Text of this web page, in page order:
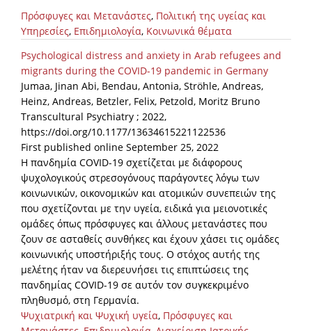
Πρόσφυγες και Μετανάστες, Πολιτική της υγείας και
Υπηρεσίες, Επιδημιολογία, Κοινωνικά θέματα
Psychological distress and anxiety in Arab refugees and
migrants during the COVID-19 pandemic in Germany
Jumaa, Jinan Abi, Bendau, Antonia, Ströhle, Andreas,
Heinz, Andreas, Betzler, Felix, Petzold, Moritz Bruno
Transcultural Psychiatry ; 2022,
https://doi.org/10.1177/13634615221122536
First published online September 25, 2022
Η πανδημία COVID-19 σχετίζεται με διάφορους
ψυχολογικούς στρεσογόνους παράγοντες λόγω των
κοινωνικών, οικονομικών και ατομικών συνεπειών της
που σχετίζονται με την υγεία, ειδικά για μειονοτικές
ομάδες όπως πρόσφυγες και άλλους μετανάστες που
ζουν σε ασταθείς συνθήκες και έχουν χάσει τις ομάδες
κοινωνικής υποστήριξής τους. Ο στόχος αυτής της
μελέτης ήταν να διερευνήσει τις επιπτώσεις της
πανδημίας COVID-19 σε αυτόν τον συγκεκριμένο
πληθυσμό, στη Γερμανία.
Ψυχιατρική και Ψυχική υγεία, Πρόσφυγες και